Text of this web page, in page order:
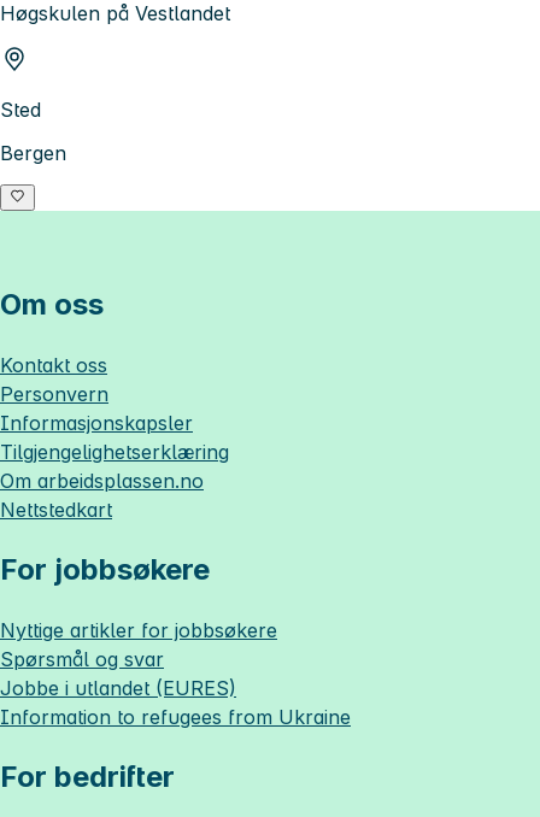
Høgskulen på Vestlandet
Sted
Bergen
Om oss
Kontakt oss
Personvern
Informasjonskapsler
Tilgjengelighetserklæring
Om arbeidsplassen.no
Nettstedkart
For jobbsøkere
Nyttige artikler for jobbsøkere
Spørsmål og svar
Jobbe i utlandet (EURES)
Information to refugees from Ukraine
For bedrifter